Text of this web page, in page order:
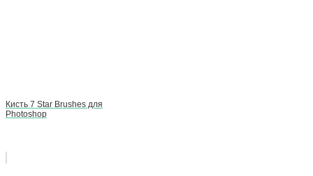
Кисть 7 Star Brushes для
Photoshop